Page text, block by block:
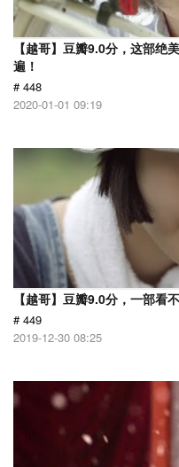
【越哥】豆瓣9.0分，这部绝
遍！
# 448
2020-01-01 09:19
【越哥】豆瓣9.0分，一部看
# 449
2019-12-30 08:25